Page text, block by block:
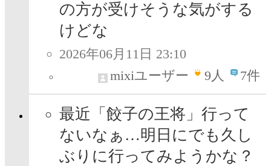
の方が受けそうな気がする
けどな
2026年06月11日 23:10
mixiユーザー
9人 7件
最近「餃子の王将」行って
ないなぁ…明日にでも久し
ぶりに行ってみようかな？